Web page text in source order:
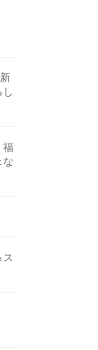
福
な
ス